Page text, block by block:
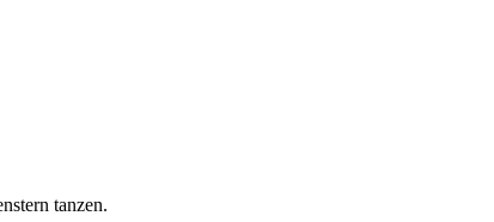
tanzen.